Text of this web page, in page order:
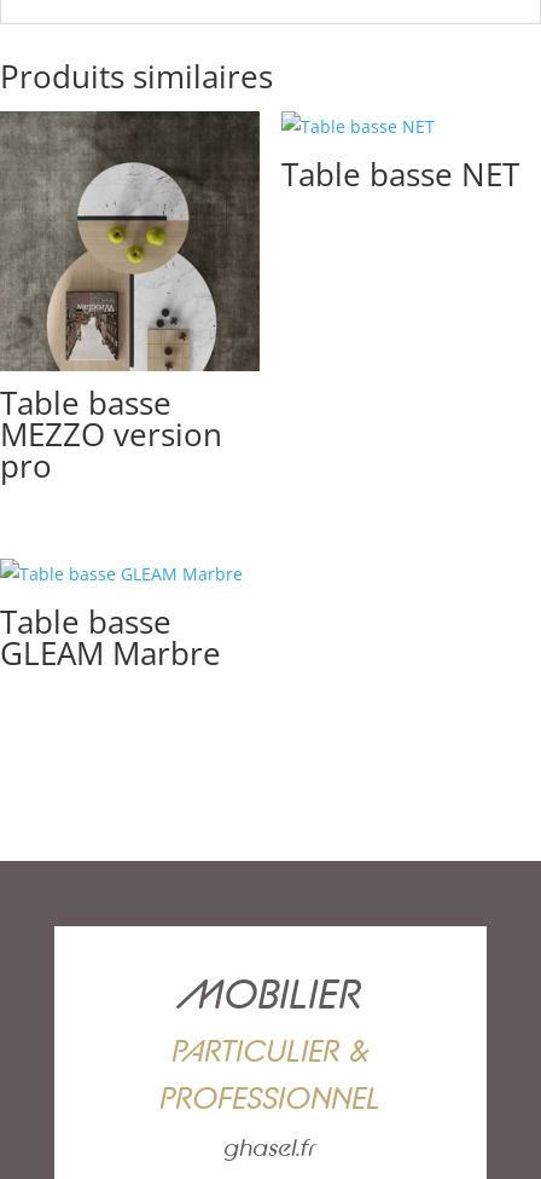
Produits similaires
Table basse
MEZZO version
pro
Table basse NET
Table basse
GLEAM Marbre
MOBILIER
PARTICULIER &
PROFESSIONNEL
ghasel.fr